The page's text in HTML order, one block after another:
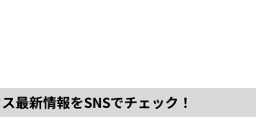
最新情報をSNSでチェック！